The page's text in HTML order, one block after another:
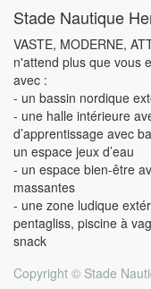
Stade Nautique
VASTE, MODERNE,
n'attend plus que vous
avec :
- un bassin nordique
- une halle intérieure
d’apprentissage avec
un espace jeux d’eau
- un espace bien-être
massantes
- une zone ludique
pentagliss, piscine à
snack
Copyright © Stade